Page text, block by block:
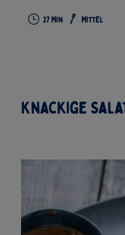
27Min Mittel
Knackige